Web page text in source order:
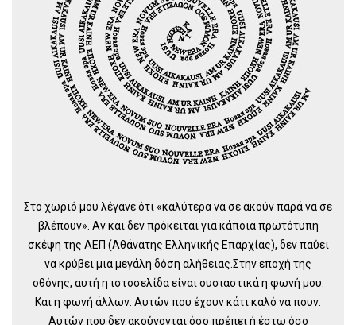
Στο χωριό μου λέγανε ότι «καλύτερα να σε ακούν παρά να σε
βλέπουν». Αν και δεν πρόκειται για κάποια πρωτότυπη
σκέψη της ΑΕΠ (Αθάνατης Ελληνικής Επαρχίας), δεν παύει
να κρύβει μια μεγάλη δόση αλήθειας.Στην εποχή της
οθόνης, αυτή η ιστοσελίδα είναι ουσιαστικά η φωνή μου.
Και η φωνή άλλων. Αυτών που έχουν κάτι καλό να πουν.
Αυτών που δεν ακούγονται όσο πρέπει ή έστω όσο